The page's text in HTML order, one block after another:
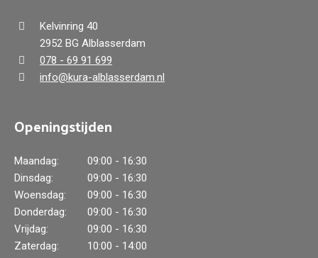
Kelvinring 40
2952 BG Alblasserdam
078 - 69 91 699
info@kura-alblasserdam.nl
Openingstijden
Maandag:
09:00 - 16:30
Dinsdag:
09:00 - 16:30
Woensdag:
09:00 - 16:30
Donderdag:
09:00 - 16:30
Vrijdag:
09:00 - 16:30
Zaterdag:
10:00 - 14:00